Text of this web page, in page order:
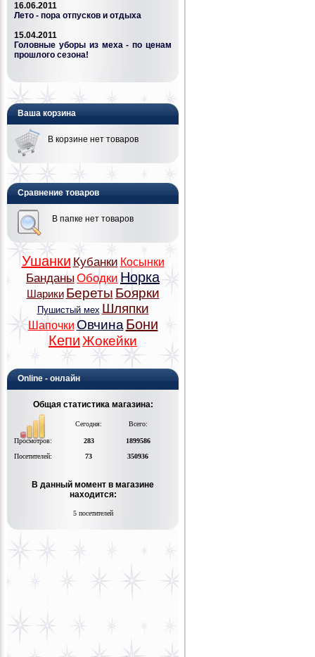
16.06.2011
Лето - пора отпусков и отдыха
15.04.2011
Головные уборы из меха - по ценам
прошлого сезона!
Ваша корзина
В корзине нет товаров
Сравнение товаров
В папке нет товаров
Ушанки Кубанки Косынки
БанданыОбодки Норка
Шарики Береты Боярки
Пушистый мех Шляпки
Шапочки Овчина Бони
Кепи Жокейки
Online - онлайн
Общая статистика магазина:
Сегодня: Всего:
Просмотров: 283
1899586
Посетителей:
73 350936
В данный момент в магазине
находится:
5 посетителей